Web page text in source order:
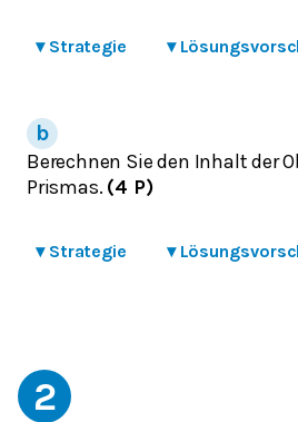
▾ Strategie ▾
Berechnen Sie den Inhalt der
Prismas. (4 P)
▾ Strategie ▾
2